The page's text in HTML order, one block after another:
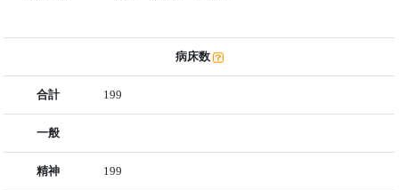
病床数
合計 199
一般
精神 199